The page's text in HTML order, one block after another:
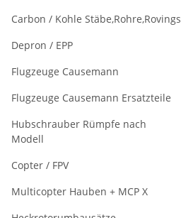
Carbon / Kohle Stäbe,Rohre,Rovings
Depron / EPP
Flugzeuge Causemann
Flugzeuge Causemann Ersatzteile
Hubschrauber Rümpfe nach
Modell
Copter / FPV
Multicopter Hauben + MCP X